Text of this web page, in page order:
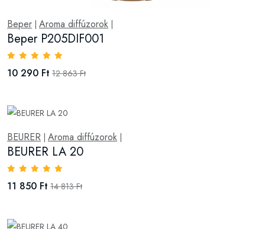
Beper | Aroma diffúzorok |
Beper P205DIF001
10 290 Ft 12 863 Ft
BEURER Aroma diffúzorok
BEURER LA 20
11 850 Ft 14 813 Ft